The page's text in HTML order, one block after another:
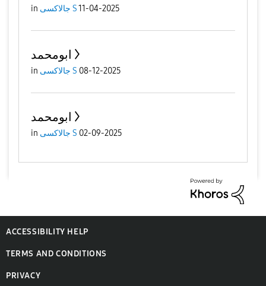
in جالاكسى S11-04-2025
ابومحمد
in جالاكسى S 08-12-2025
ابومحمد
in جالاكسى S 02-09-2025
ACCESSIBILITY HELP
TERMS AND CONDITIONS
PRIVACY